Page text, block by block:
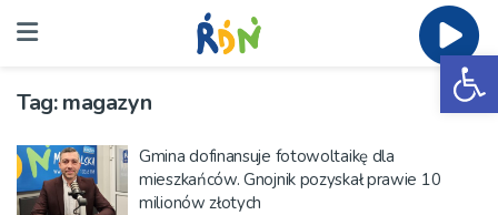
Tag:magazyn
Gmina dofinansuje fotowoltaikę dla
mieszkańców. Gnojnik pozyskał prawie 10
milionów złotych